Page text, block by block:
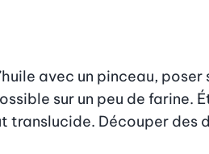
avec un pinceau,
sur un peu de
translucide. Découper